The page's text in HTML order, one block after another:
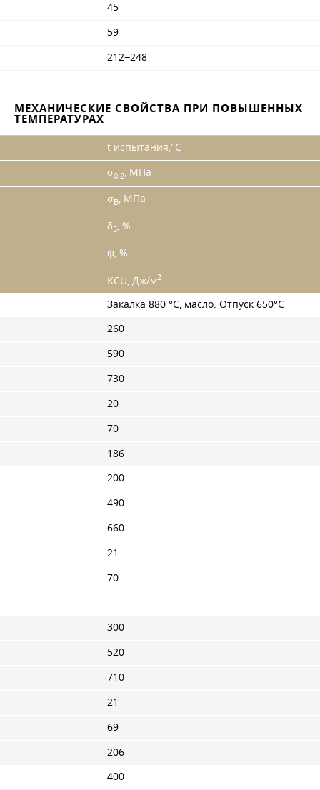
45
59
212−248
МЕХАНИЧЕСКИЕ СВОЙСТВА ПРИ ПОВЫШЕННЫХ
ТЕМПЕРАТУРАХ
t испытания,°C
σ0,2 , МПа
σB, МПа
δ5, %
ψ, %
KCU, Дж/м2
Закалка 880 °C, масло. Отпуск 650°С
260
590
730
20
70
186
200
490
660
21
70
300
520
710
21
69
206
400